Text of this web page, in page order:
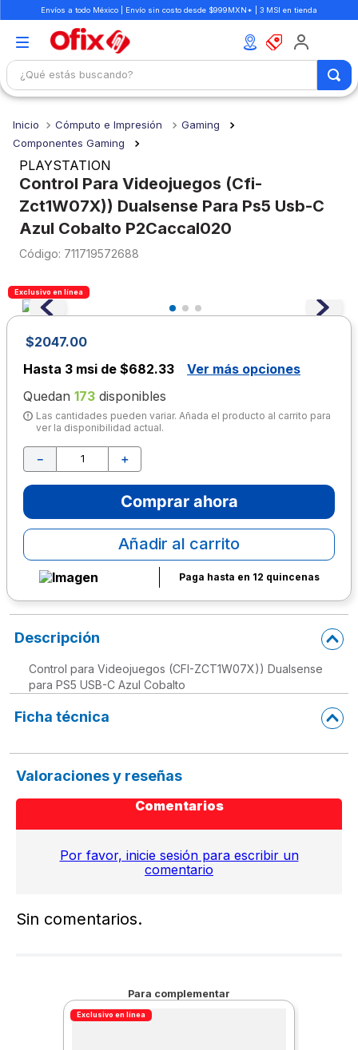
Envíos a todo México | Envío sin costo desde $999MXN* | 3 MSI en tienda
¿Qué estás buscando?
Cómputo e Impresión
Gaming
Componentes Gaming
PLAYSTATION
Control Para Videojuegos (Cfi-
Zct1W07X)) Dualsense Para Ps5 Usb-C
Azul Cobalto P2Caccal020
: 711719572688
Exclusivo en línea
$2047.00
Hasta 3 msi de $682.33
Ver más opciones
Quedan 173 disponibles
Las cantidades pueden variar. Añada el producto al carrito para
ver la disponibilidad actual.
＋
－
Comprar ahora
Añadir al carrito
Paga hasta en 12 quincenas
Descripción
Control para Videojuegos (CFI-ZCT1W07X)) Dualsense
para PS5 USB-C Azul Cobalto
Ficha técnica
Valoraciones y reseñas
Comentarios
Por favor, inicie sesión para escribir un
comentario
Sin comentarios.
Para complementar
Exclusivo en línea
1.
mochilas
2.
libretas
3.
cuaderno
4.
cuadernos
7.
sacapuntas